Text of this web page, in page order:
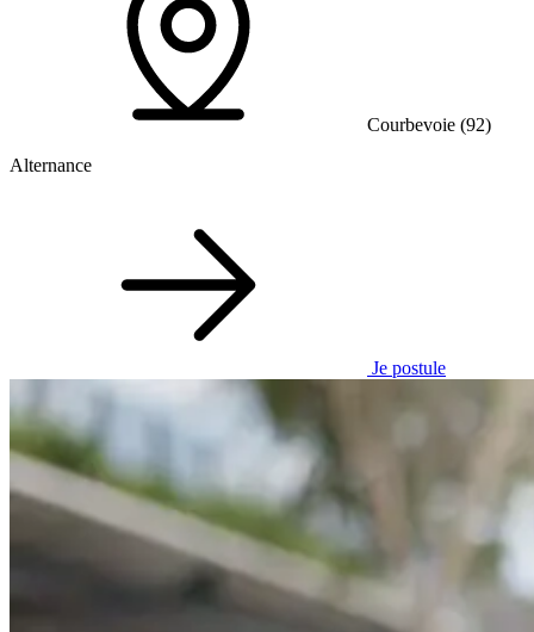
Courbevoie (92)
Alternance
Je postule